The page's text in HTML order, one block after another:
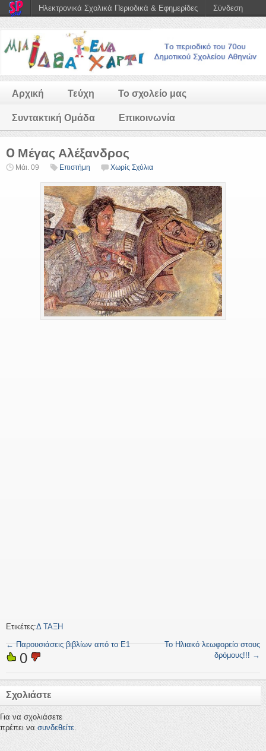
Αρχική Τεύχη Το σχολείο μας
Συντακτική Ομάδα Επικοινωνία
O Μέγας Αλέξανδρος
Μάι. 09 Επιστήμη Χωρίς Σχόλια
Ετικέτες:Δ ΤΑΞΗ
←Παρουσιάσεις βιβλίων από το Ε1
Το Ηλιακό λεωφορείο στους
δρόμους!!! →
0
Σχολιάστε
Για να σχολιάσετε
πρέπει να συνδεθείτε.
Ηλεκτρονικά Σχολικά Περιοδικά & Εφημερίδες Σύνδεση